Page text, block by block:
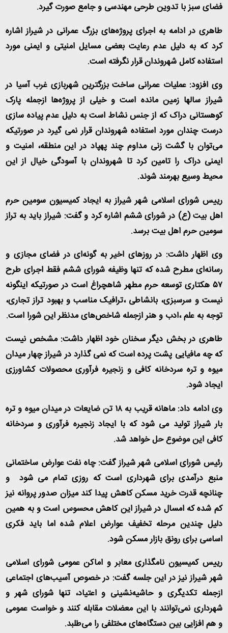
فضای سبز با تدوین طرحی مهندسی و جامع صورت گیرد.
طاهری در ادامه به اجرای پروژه‌های بزرگ عمرانی در شیراز اشاره
کرد که به دلیل عدم رعایت بعضی مسایل امنیتی و ایمنی مورد
استفاده کامل شهروندان قرار نگرفته است.
وی افزود: عملیات عمرانی ساخت بزرگترین شهربازی غرب آسیا در
شیراز سالها زمین مانده است و خیلی از پروژه‌ها ازجمله پارک
کوهستانی دراک که از جنس نشاط است به دلیل عدم پیاده سازی
درست چندان مورد استفاده شهروندان قرار نمی گیرد در صورتیکه
می‌توان با گشت زنی مداوم چند پهپاد در این منطقه، امنیت و
ایمنی دراک را تامین کرد تا شهروندان با آسودگی خیال از این
محیط وسیع بهرمند شوند.
رییس شورای اسلامی شهر شیراز به ایجاد کمیسیون سومین حرم
اهل بیت (ع) در شورای ششم اشاره کرد و گفت: شیراز باید به تراز
سومین حرم اهل بیت برسد.
وی اظهار داشت: در روزهای اخیر به گونه‌ای در فضای مجازی و
رسانه‌ای مطرح شده که تنها وظیفه شورای ششم فقط اجرای طرح
۵۷ هکتاری توسعه حرم مطهر شاهچراغ است در صورتیکه اینگونه
نیست ‌و سرسبزی، بانشاطی ،ترافیک مناسب و بهبود تراز تجاری،
توجه به علم ،ادب و هنر ازجمله شاخص‌های مدنظر این شورا است.
طاهری در بخش دیگر سخنان خود اظهار داشت: مشخص نیست
که چه مافیایی پشت پرده است که نمی گذارد در شیراز چهار میدان
میوه و تره سردخانه کافی و زنجیره فرآوری محصولات کشاورزی
ایجاد شود.
وی ادامه داد: ماهانه قریب به ۱۸ تن ضایعات در میدان میوه و تره
بار شیراز تولید می شود که با ایجاد زنجیره فرآوری و سردخانه
کافی این موضوع حل خواهد شد.
رئیس شورای اسلامی شهر شیراز گفت: چاه نفت عوارض ساختمانی
منبع درآمدی برای شهرداری است که روزی تمام می شود و
چنانچه قدرت خرید مسکن کاهش پیدا کند میزان صدور پروانه نیز
کم شده که امسال در شیراز این کاهش محسوس است و به همین
دلیل چندین مرحله تخفیف عوارض اعلام شده اما باید فکری
اساسی برای رونق بازار مسکن شود.
رییس کمیسیون نامگذاری معابر و اماکن عمومی شورای اسلامی
شهر شیراز نیز در این جلسه گفت: در خصوص آسیب‌های اجتماعی
ازجمله تکدیگری و حاشیه‌نشینی و اعتیاد، تنها شورای شهر و
شهرداری نمی‌توانند با این معضلات مقابله کنند و خواست عمومی
و هم افزایی بین دستگاه‌های مختلفی را می‌طلبد.